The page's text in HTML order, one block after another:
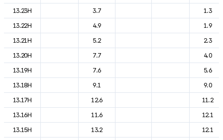
13.23H
3.7
1.3
13.22H
4.9
1.9
13.21H
5.2
2.3
13.20H
7.7
4.0
13.19H
7.6
5.6
13.18H
9.1
9.0
13.17H
12.6
11.2
13.16H
11.6
12.1
13.15H
13.2
12.1